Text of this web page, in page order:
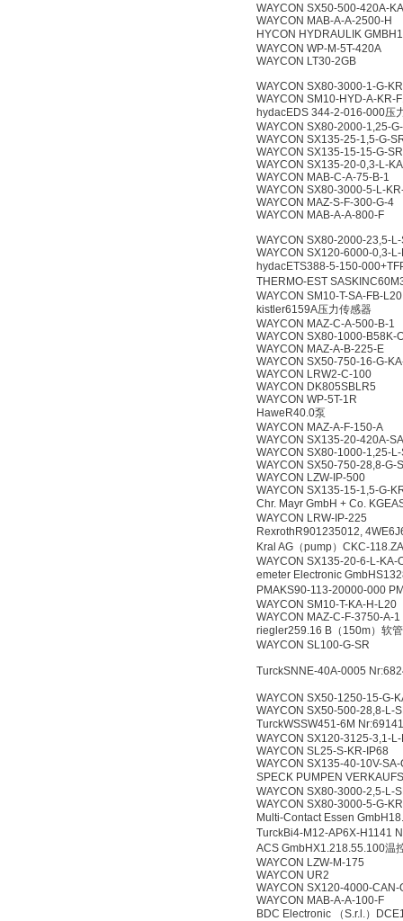
WAYCON SX50-500-420A-
WAYCON MAB-A-A-2500-H
HYCON HYDRAULIK
WAYCON WP-M-5T-420A
WAYCON LT30-2GB
WAYCON SX80-3000-1-G-KR
WAYCON SM10-HYD-A-KR-
hydacEDS 344-2-016-000压
WAYCON SX80-2000-1,25-
WAYCON SX135-25-1,5-G-
WAYCON SX135-15-15-G-SR
WAYCON SX135-20-0,3-L-
WAYCON MAB-C-A-75-B-1
WAYCON SX80-3000-5-L-
WAYCON MAZ-S-F-300-G-4
WAYCON MAB-A-A-800-F
WAYCON SX80-2000-23,5-
WAYCON SX120-6000-0,3-
hydacETS388-5-150-
THERMO-EST
WAYCON SM10-T-SA-FB-L20
kistler6159A压力传感器
WAYCON MAZ-C-A-500-B-1
WAYCON SX80-1000-B58K-
WAYCON MAZ-A-B-225-E
WAYCON SX50-750-16-G-
WAYCON LRW2-C-100
WAYCON DK805SBLR5
WAYCON WP-5T-1R
HaweR40.0泵
WAYCON MAZ-A-F-150-A
WAYCON SX135-20-420A-
WAYCON SX80-1000-1,25-
WAYCON SX50-750-28,8-G-
WAYCON LZW-IP-500
WAYCON SX135-15-1,5-G-
Chr. Mayr GmbH + Co.
WAYCON LRW-IP-225
RexrothR901235012,
Kral AG（pump）CKC-
WAYCON SX135-20-6-L-KA-
emeter Electronic
PMAKS90-113-20000-000
WAYCON SM10-T-KA-H-L20
WAYCON MAZ-C-F-3750-A-1
riegler259.16 B（150m）软管
WAYCON SL100-G-SR
TurckSNNE-40A-0005
WAYCON SX50-1250-15-G-
WAYCON SX50-500-28,8-L-
TurckWSSW451-6M
WAYCON SX120-3125-3,1-
WAYCON SL25-S-KR-IP68
WAYCON SX135-40-10V-SA-
SPECK PUMPEN
WAYCON SX80-3000-2,5-L-
WAYCON SX80-3000-5-G-KR
Multi-Contact Essen
TurckBi4-M12-AP6X-H1141
ACS GmbHX1.218.55.100温
WAYCON LZW-M-175
WAYCON UR2
WAYCON SX120-4000-CAN-
WAYCON MAB-A-A-100-F
BDC Electronic （S.r.l.）